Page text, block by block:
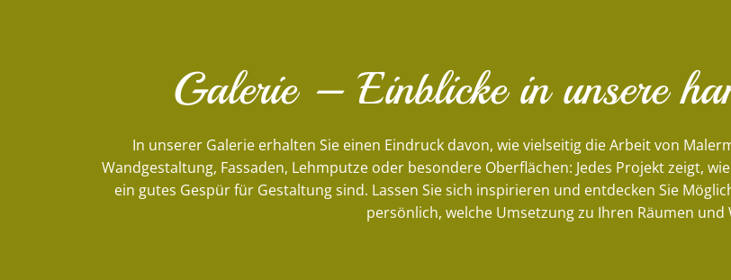
Galerie – Einblicke in unsere
In unserer Galerie erhalten Sie einen Eindruck davon, wie vielseitig die Arbeit von
Wandgestaltung, Fassaden, Lehmputze oder besondere Oberflächen: Jedes Projekt zeigt,
ein gutes Gespür für Gestaltung sind. Lassen Sie sich inspirieren und entdecken Sie
persönlich, welche Umsetzung zu Ihren Räumen und